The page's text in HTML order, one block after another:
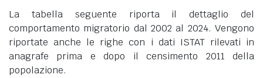
La tabella seguente riporta il dettaglio del
comportamento migratorio dal 2002 al 2024. Vengono
riportate anche le righe con i dati ISTAT rilevati in
anagrafe prima e dopo il censimento 2011 della
popolazione.